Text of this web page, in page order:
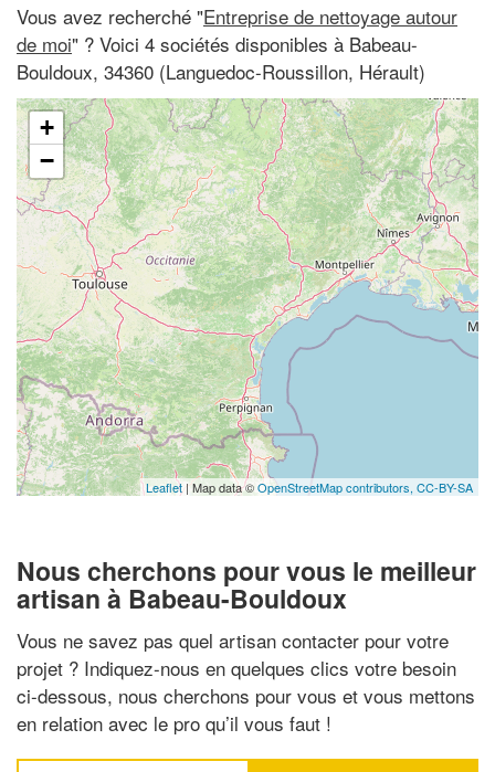
Vous avez recherché "Entreprise de nettoyage autour
de moi" ? Voici 4 sociétés disponibles à Babeau-
Bouldoux, 34360 (Languedoc-Roussillon, Hérault)
+
−
Leaflet | Map data ©OpenStreetMap contributors, CC-BY-SA
Nous cherchons pour vous le meilleur
artisan à Babeau-Bouldoux
Vous ne savez pas quel artisan contacter pour votre
projet ? Indiquez-nous en quelques clics votre besoin
ci-dessous, nous cherchons pour vous et vous mettons
en relation avec le pro qu’il vous faut !